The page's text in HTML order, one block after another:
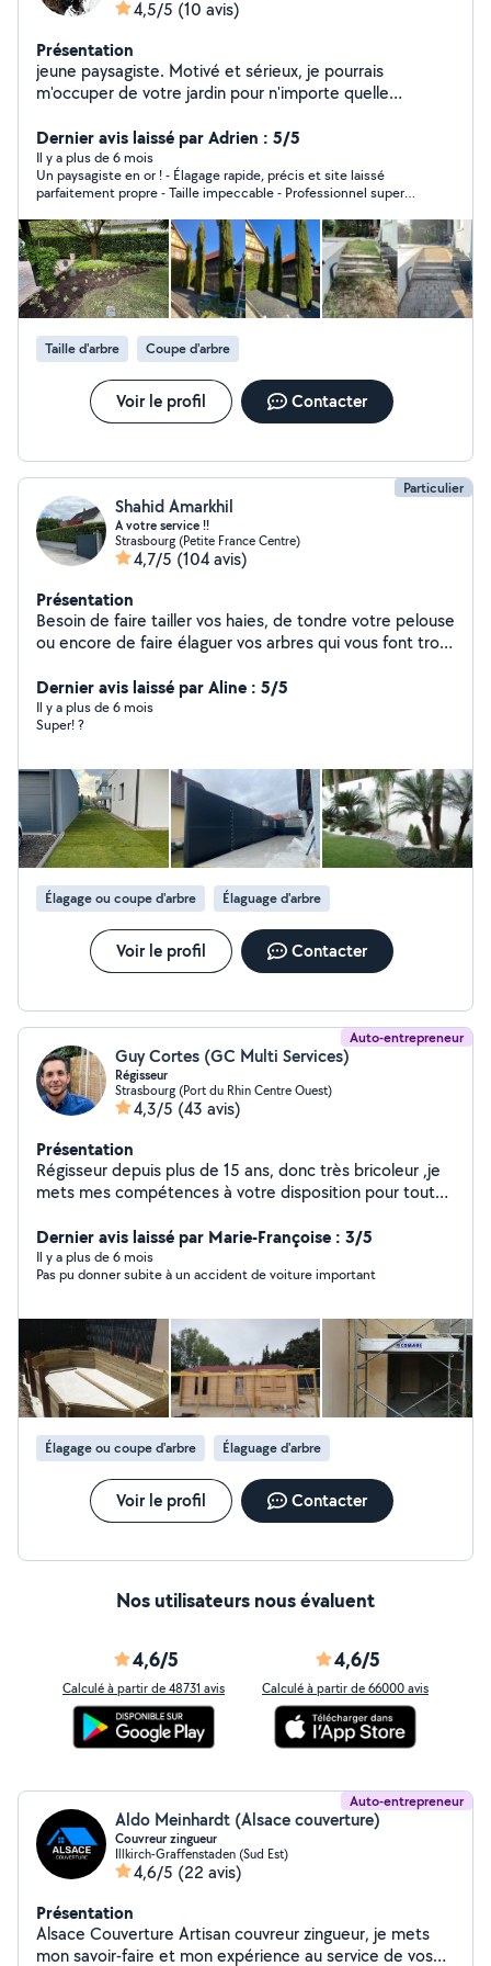
4,5/5 (10 avis)
Présentation
jeune paysagiste. Motivé et sérieux, je pourrais
m'occuper de votre jardin pour n'importe quelle
Dernier avis laissé par Adrien : 5/5
Il y a plus de 6 mois
Un paysagiste en or ! - Élagage rapide, précis et site laissé
parfaitement propre - Taille impeccable - Professionnel super
très correct Rare : un artisan qui respecte ses engagements et
l’environnement de travail. À recommander les yeux fermés !"
Taille d'arbre Coupe d'arbre
Voir le profil Contacter
Particulier
Shahid Amarkhil
A votre service !!
Strasbourg (Petite France Centre)
4,7/5 (104 avis)
Présentation
Besoin de faire tailler vos haies, de tondre votre pelouse
ou encore de faire élaguer vos arbres qui vous font trop
plus de 8 ans, je serai ravie de pouvoir mettre mon
savoir faire au service de votre jardin. N'hésitez plus, je
suis disponible rapidement pour répondre à tous vos
Dernier avis laissé par Aline : 5/5
Il y a plus de 6 mois
Super! ?
Élagage ou coupe d'arbre Élaguage d'arbre
Voir le profil Contacter
Auto-entrepreneur
Guy Cortes (GC Multi Services)
Régisseur
Strasbourg (Port du Rhin Centre Ouest)
4,3/5 (43 avis)
Présentation
Régisseur depuis plus de 15 ans, donc très bricoleur ,je
mets mes compétences à votre disposition pour tout
Dernier avis laissé par Marie-Françoise : 3/5
Il y a plus de 6 mois
Pas pu donner subite à un accident de voiture important
Élagage ou coupe d'arbre Élaguage d'arbre
Voir le profil Contacter
Nos utilisateurs nous évaluent
4,6/5
Calculé à partir de 48731 avis
4,6/5
Calculé à partir de 66000 avis
Auto-entrepreneur
Aldo Meinhardt (Alsace couverture)
Couvreur zingueur
Illkirch-Graffenstaden (Sud Est)
4,6/5 (22 avis)
Présentation
Alsace Couverture Artisan couvreur zingueur, je mets
mon savoir-faire et mon expérience au service de vos